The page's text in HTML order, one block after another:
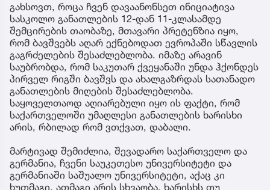
გახსოვთ, როცა ჩვენ დავაანონსეთ ინიციატივა
სასკოლო განათლების 12-დან 11-კლასამდე
შემცირების თაობაზე, მთავარი პრეტენზია იყო,
რომ ბავშვებს აღარ ექნებოდათ ევროპაში სწავლის
გაგრძელების შესაძლებლობა. იმაზე არავინ
საუბრობდა, რომ საკუთარ ქვეყანაში უნდა ჰქონდეს
პირველ რიგში ბავშვს და ახალგაზრდას სათანადო
განათლების მიღების შესაძლებლობა.
საყოველთაოდ აღიარებული იყო ის ფაქტი, რომ
საქართველოში უმაღლესი განათლების ხარისხი
არის, რბილად რომ ვთქვათ, დაბალი.
მარტივად შემიძლია, შევადარო საქართველო და
გერმანია, ჩვენი საუკეთესო უნივერსიტეტი და
გერმანიაში საშუალო უნივერსიტეტი, აქაც კი
ხუთმაგი, ათმაგი არის სხვაობა, ხარისხს თუ